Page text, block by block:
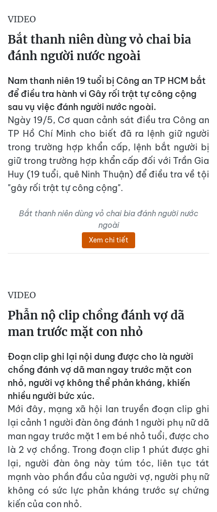
VIDEO
Bắt thanh niên dùng vỏ chai bia
đánh người nước ngoài
Nam thanh niên 19 tuổi bị Công an TP HCM bắt
để điều tra hành vi Gây rối trật tự công cộng
sau vụ việc đánh người nước ngoài.
Ngày 19/5, Cơ quan cảnh sát điều tra Công an
TP Hồ Chí Minh cho biết đã ra lệnh giữ người
trong trường hợp khẩn cấp, lệnh bắt người bị
giữ trong trường hợp khẩn cấp đối với Trần Gia
Huy (19 tuổi, quê Ninh Thuận) để điều tra về tội
"gây rối trật tự công cộng".
Bắt thanh niên dùng vỏ chai bia đánh người nước
ngoài
Xem chi tiết
VIDEO
Phẫn nộ clip chồng đánh vợ dã
man trước mặt con nhỏ
Đoạn clip ghi lại nội dung được cho là người
chồng đánh vợ dã man ngay trước mặt con
nhỏ, người vợ không thể phản kháng, khiến
nhiều người bức xúc.
Mới đây, mạng xã hội lan truyền đoạn clip ghi
lại cảnh 1 người đàn ông đánh 1 người phụ nữ dã
man ngay trước mặt 1 em bé nhỏ tuổi, được cho
là 2 vợ chồng. Trong đoạn clip 1 phút được ghi
lại, người đàn ông này túm tóc, liên tục tát
mạnh vào phần đầu của người vợ, người phụ nữ
không có sức lực phản kháng trước sự chứng
kiến của con nhỏ.